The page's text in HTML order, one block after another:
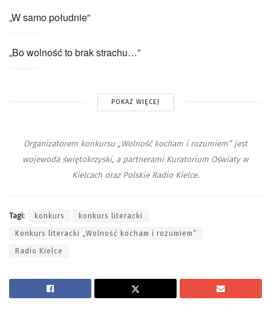
„W samo południe”
„Bo wolność to brak strachu…”
POKAŻ WIĘCEJ
Organizatorem konkursu „Wolność kocham i rozumiem” jest
wojewoda świętokrzyski, a partneramiKuratorium Oświaty w
Kielcach oraz Polskie Radio Kielce.
Tagi: konkurs konkurs literacki
Konkurs literacki „Wolność kocham i rozumiem”
Radio Kielce